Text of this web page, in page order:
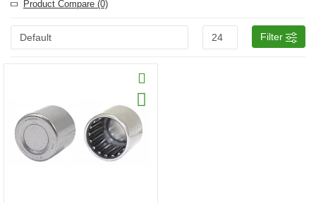
Product Compare (0)
Filter